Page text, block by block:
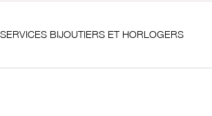
BIJOUTIERS ET HORLOGERS